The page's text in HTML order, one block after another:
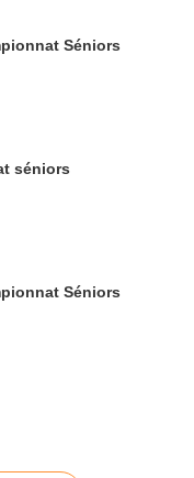
Séniors
séniors
Séniors